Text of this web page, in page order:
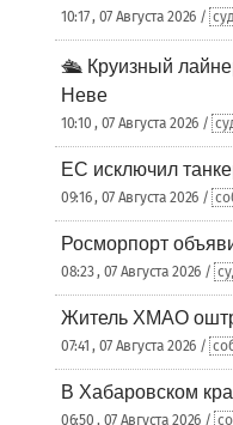
10:17 , 07 Августа 2026 /
🛳️ Круизный
Неве
10:10 , 07 Августа 2026 /
ЕС исключил
09:16 , 07 Августа 2026 /
Росморпорт
08:23 , 07 Августа 2026 /
Житель ХМАО
07:41 , 07 Августа 2026 /
В Хабаровском
06:50 , 07 Августа 2026 /